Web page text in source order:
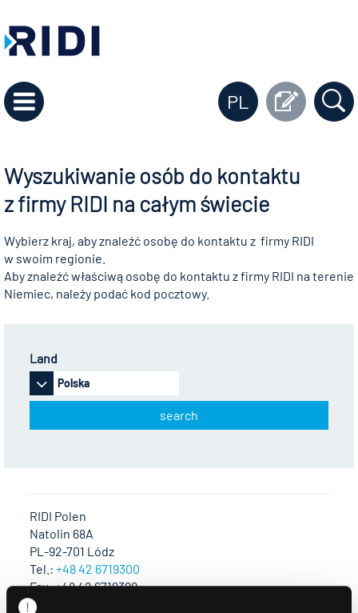
PL
Wyszukiwanie osób do kontaktu
z firmy RIDI na całym świecie
Wybierz kraj, aby znaleźć osobę do kontaktu z firmy RIDI
w swoim regionie.
Aby znaleźć właściwą osobę do kontaktu z firmy RIDI na terenie
Niemiec, należy podać kod pocztowy.
Land
Polska
search
RIDI Polen
Natolin 68A
PL-92-701 Lódz
Tel.: +48 42 6719300
Fax: +48 42 6719399
E-Mail: